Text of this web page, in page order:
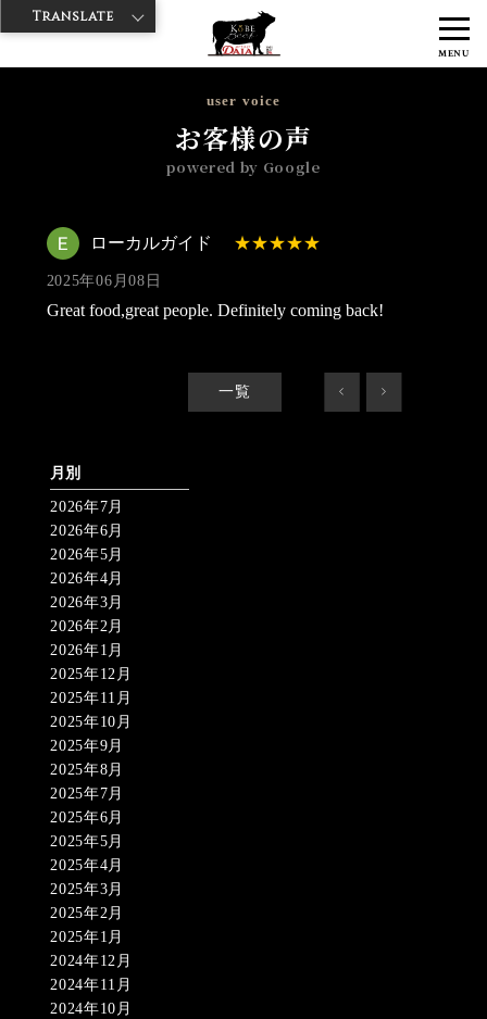
MENU
神戸牛ダイヤ > 神戸牛ダイア すし屋通り店
ロー
user voice
お客様の声
powered by Google
ローカルガイド
2025年06月08日
Great food,great people. Definitely coming back!
一覧 < >
月別
2026年7月
2026年6月
2026年5月
2026年4月
2026年3月
2026年2月
2026年1月
2025年12月
2025年11月
2025年10月
2025年9月
2025年8月
2025年7月
2025年6月
2025年5月
2025年4月
2025年3月
2025年2月
2025年1月
2024年12月
2024年11月
2024年10月
Translate